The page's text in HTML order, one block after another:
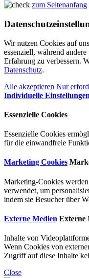
zum Seitenanfang
Wir nutzen Cookies auf
essenziell, während
Erfahrung zu verbessern.
Datenschutz.
Alle akzeptieren Nur
Individuelle Einstellungen
Essenzielle Cookies
Essenzielle Cookies
für die einwandfreie
Marketing Cookies
Marketing-Cookies
verwendet, um
indem sie Besucher über
Externe Medien Externe
Inhalte von
Wenn Cookies von
Zugriff auf diese Inhalte
Close